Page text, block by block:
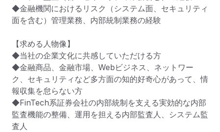
◆金融機関におけるリスク（システム面、セキュリティ
面を含む）管理業務、内部統制業務の経験
【求める人物像】
◆当社の企業文化に共感していただける方
◆金融商品、金融市場、Webビジネス、ネットワー
ク、セキュリティなど多方面の知的好奇心があって、情
報収集を怠らない方
◆FinTech系証券会社の内部統制を支える実効的な内部
監査機能の整備、運用を担える内部監査人、システム監
査人